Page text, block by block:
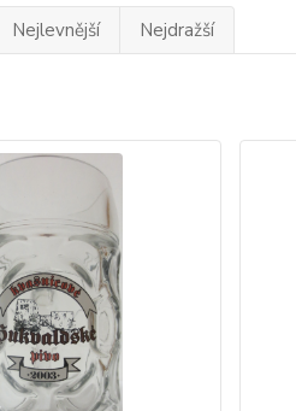
Nejlevnější Nejdražší